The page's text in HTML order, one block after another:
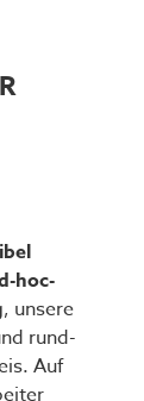
hoc-
, unsere
rund-
Auf